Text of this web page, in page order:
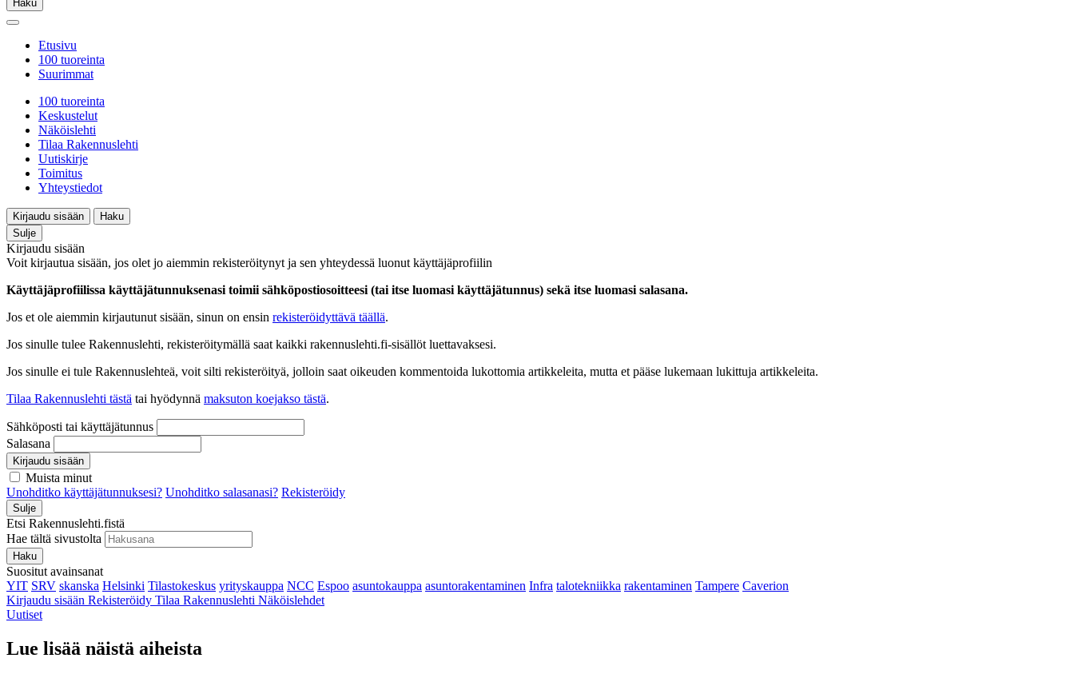
Haku
Etusivu
100 tuoreinta
Suurimmat
100 tuoreinta
Keskustelut
Näköislehti
Tilaa Rakennuslehti
Uutiskirje
Toimitus
Yhteystiedot
Kirjaudu sisään
Haku
Sulje
Kirjaudu sisään
Voit kirjautua sisään, jos olet jo aiemmin rekisteröitynyt ja sen yhteydessä luonut käyttäjäprofiilin
Käyttäjäprofiilissa käyttäjätunnuksenasi toimii sähköpostiosoitteesi (tai itse luomasi käyttäjätunnus) sekä itse luomasi salasana.
Jos et ole aiemmin kirjautunut sisään, sinun on ensin rekisteröidyttävä täällä.
Jos sinulle tulee Rakennuslehti, rekisteröitymällä saat kaikki rakennuslehti.fi-sisällöt luettavaksesi.
Jos sinulle ei tule Rakennuslehteä, voit silti rekisteröityä, jolloin saat oikeuden kommentoida lukottomia artikkeleita, mutta et pääse lukemaan lukittuja artikkeleita.
Tilaa Rakennuslehti tästä tai hyödynnä maksuton koejakso tästä.
Sähköposti tai käyttäjätunnus
Salasana
Kirjaudu sisään
Muista minut
Unohditko käyttäjätunnuksesi? Unohditko salasanasi? Rekisteröidy
Sulje
Etsi Rakennuslehti.fistä
Hae tältä sivustolta
Haku
Suositut avainsanat
YIT SRV skanska Helsinki Tilastokeskus yrityskauppa NCC Espoo asuntokauppa asuntorakentaminen Infra talotekniikka rakentaminen Tampere Caverion
Kirjaudu sisään Rekisteröidy Tilaa Rakennuslehti Näköislehdet
Uutiset
Lue lisää näistä aiheista